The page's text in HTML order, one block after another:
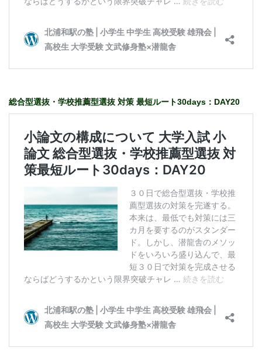
総合型選抜・学校推薦型選抜 対策 最短ルート30days：DAY20